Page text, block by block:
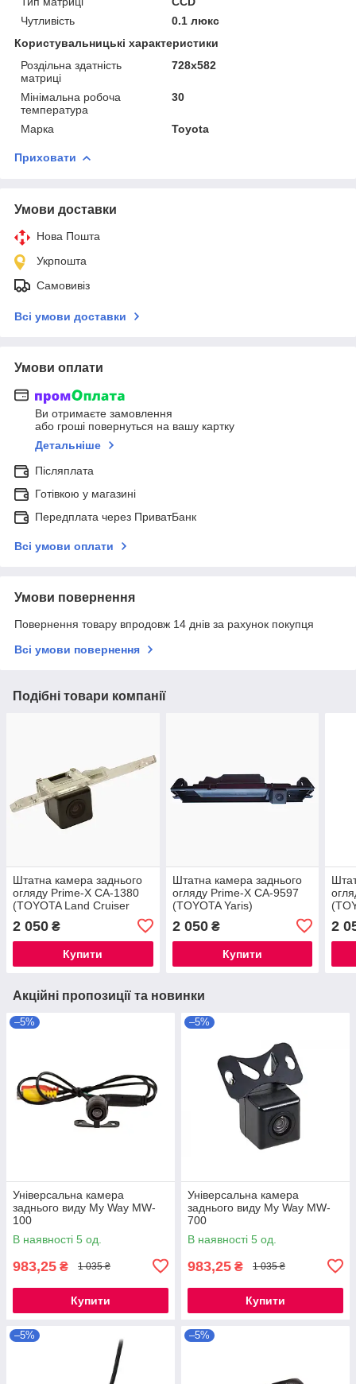
Чутливість
0.1 люкс
Користувальницькі характеристики
Роздільна здатність
матриці
728x582
Мінімальна робоча
температура
30
Марка Toyota
Приховати
Умови доставки
Нова Пошта
Укрпошта
Самовивіз
Всі умови доставки
Умови оплати
Ви отримаєте замовлення
або гроші повернуться на вашу картку
Детальніше
Післяплата
Готівкою у магазині
Передплата через ПриватБанк
Всі умови оплати
Умови повернення
Повернення товару впродовж 14 днів за рахунок покупця
Всі умови повернення
Подібні товари компанії
Штатна камера заднього
огляду Prime-X CA-1380
(TOYOTA Land Cruiser
2 050 ₴
Купити
Штатна камера заднього
огляду Prime-X CA-9597
(TOYOTA Yaris)
2 050₴
Купити
2
Акційні пропозиції та новинки
–5%
Універсальна камера
заднього виду My Way MW-
100
В наявності 5 од.
983,25 ₴ 1 035 ₴
Купити
–5%
Універсальна камера
заднього виду My Way MW-
700
В наявності 5 од.
983,25 ₴ 1 035 ₴
Купити
–5% –5%